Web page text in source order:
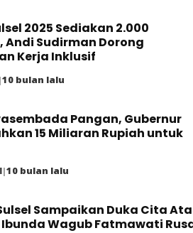
2025 Sediakan 2.000
Andi Sudirman Dorong
Kerja Inklusif
|10 bulan lalu
Pangan, Gubernur
15 Miliaran Rupiah untuk
|10 bulan lalu
Sampaikan Duka Cita
Wagub Fatmawati